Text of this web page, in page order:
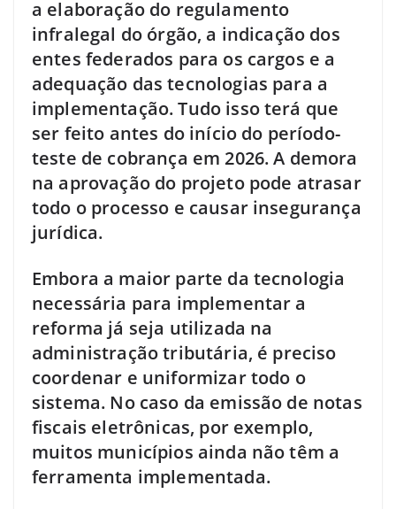
a elaboração do regulamento
infralegal do órgão, a indicação dos
entes federados para os cargos e a
adequação das tecnologias para a
implementação. Tudo isso terá que
ser feito antes do início do período-
teste de cobrança em 2026. A demora
na aprovação do projeto pode atrasar
todo o processo e causar insegurança
jurídica.
Embora a maior parte da tecnologia
necessária para implementar a
reforma já seja utilizada na
administração tributária, é preciso
coordenar e uniformizar todo o
sistema. No caso da emissão de notas
fiscais eletrônicas, por exemplo,
muitos municípios ainda não têm a
ferramenta implementada.